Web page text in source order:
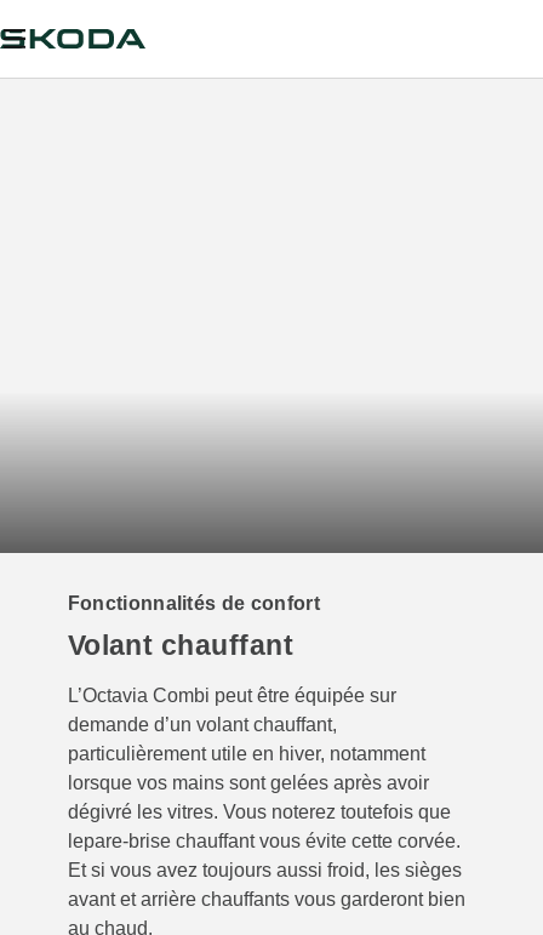
Fonctionnalités de confort
Volant chauffant
L’Octavia Combi peut être équipée sur
demande d’un volant chauffant,
particulièrement utile en hiver, notamment
lorsque vos mains sont gelées après avoir
dégivré les vitres. Vous noterez toutefois que
lepare-brise chauffant vous évite cette corvée.
Et si vous avez toujours aussi froid, les sièges
avant et arrière chauffants vous garderont bien
au chaud.